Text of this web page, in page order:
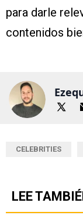
para darle
contenidos
CELEBRITIES
LEE